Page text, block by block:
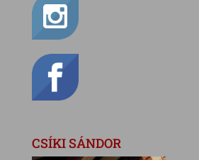
CSÍKI SÁNDOR